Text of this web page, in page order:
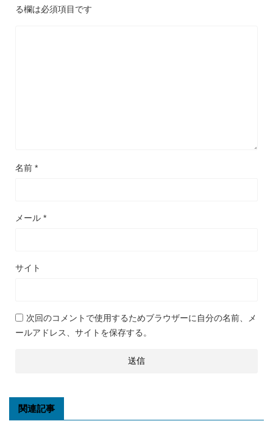
る欄は必須項目です
名前 *
メール *
サイト
次回のコメントで使用するためブラウザーに自分の名前、メ
ールアドレス、サイトを保存する。
関連記事